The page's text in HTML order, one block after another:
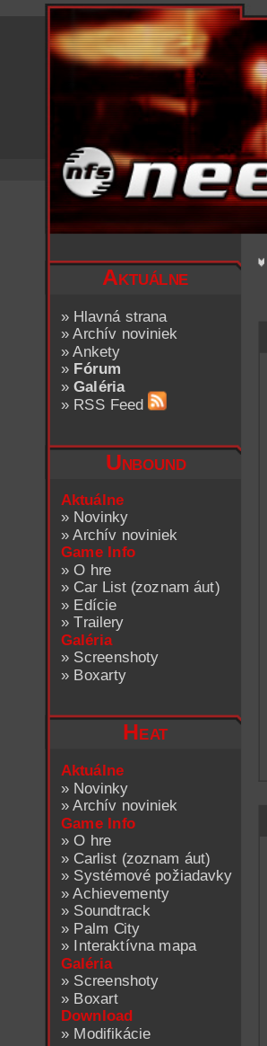
Aktuálne
» Hlavná strana
»Archív noviniek
»Ankety
» Fórum
»Galéria
» RSS Feed
Unbound
Aktuálne
» Novinky
»Archív noviniek
Game Info
»O hre
» Car List (zoznam áut)
» Edície
»Trailery
Galéria
» Screenshoty
» Boxarty
Heat
Aktuálne
» Novinky
»Archív noviniek
Game Info
»O hre
» Carlist (zoznam áut)
» Systémové požiadavky
»Achievementy
» Soundtrack
» Palm City
» Interaktívna mapa
Galéria
» Screenshoty
» Boxart
Download
» Modifikácie